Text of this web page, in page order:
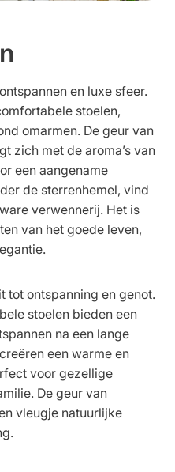
en luxe sfeer.
stoelen,
omarmen. De geur van
zich met de aroma’s van
een aangename
de sterrenhemel, vind
verwennerij. Het is
van het goede leven,
tot ontspanning en genot.
stoelen bieden een
na een lange
een warme en
voor gezellige
De geur van
vleugje natuurlijke